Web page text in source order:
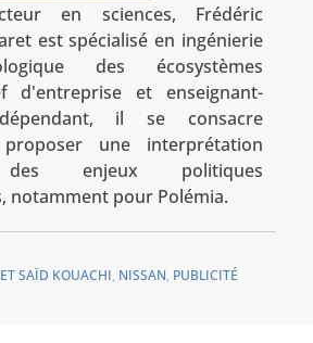
en sciences, Frédéric
est spécialisé en ingénierie
des écosystèmes
d'entreprise et enseignant-
il se consacre
une interprétation
des enjeux politiques
notamment pour Polémia.
SAÏD KOUACHI, NISSAN, PUBLICITÉ